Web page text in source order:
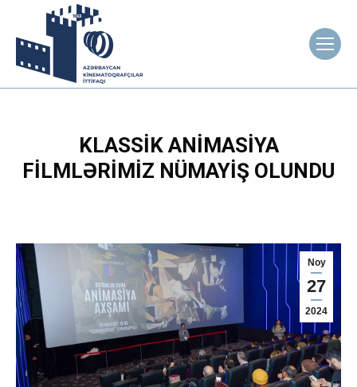
KLASSIK ANIMASIYA
FILMLƏRIMIZ NÜMAYIŞ OLUNDU
Noy
27
2024